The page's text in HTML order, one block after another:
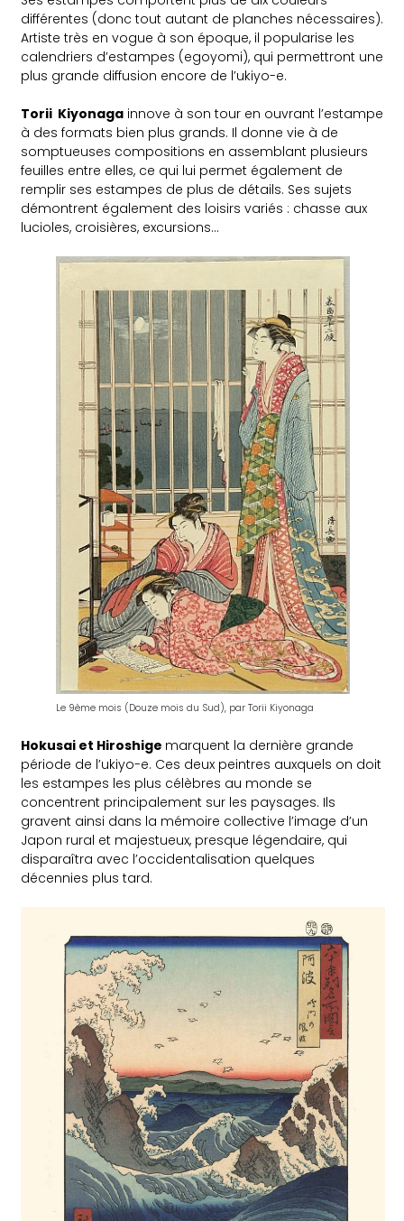
différentes (donc tout autant de planches nécessaires).
Artiste très en vogue à son époque, il popularise les
calendriers d’estampes (egoyomi), qui permettront une
plus grande diffusion encore de l’ukiyo-e.
Torii Kiyonaga innove à son tour en ouvrant l’estampe
à des formats bien plus grands. Il donne vie à de
somptueuses compositions en assemblant plusieurs
feuilles entre elles, ce qui lui permet également de
remplir ses estampes de plus de détails. Ses sujets
démontrent également des loisirs variés : chasse aux
lucioles, croisières, excursions…
Le 9ème mois (Douze mois du Sud), par Torii Kiyonaga
Hokusai et Hiroshige marquent la dernière grande
période de l’ukiyo-e. Ces deux peintres auxquels on doit
les estampes les plus célèbres au monde se
concentrent principalement sur les paysages. Ils
gravent ainsi dans la mémoire collective l’image d’un
Japon rural et majestueux, presque légendaire, qui
disparaîtra avec l’occidentalisation quelques
décennies plus tard.